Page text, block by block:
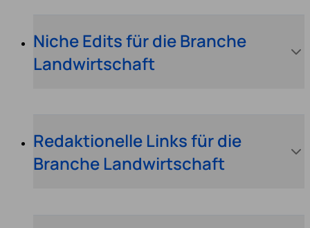
Niche Edits für die Branche
Landwirtschaft
Redaktionelle Links für die
Branche Landwirtschaft